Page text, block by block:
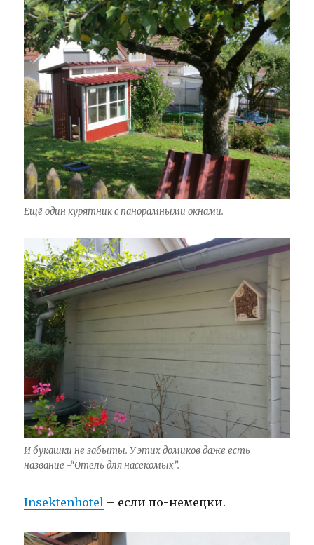
Ещё один курятник с панорамными окнами.
И букашки не забыты. У этих домиков даже есть
название -“Отель для насекомых”.
Insektenhotel – если по-немецки.